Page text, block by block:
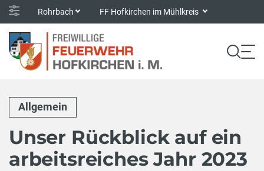
Rohrbach FF Hofkirchen im Mühlkreis
Allgemein
Unser Rückblick auf ein
arbeitsreiches Jahr 2023